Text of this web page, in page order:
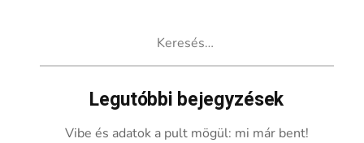
Legutóbbi bejegyzések
Vibe és adatok a pult mögül: mi már bent!